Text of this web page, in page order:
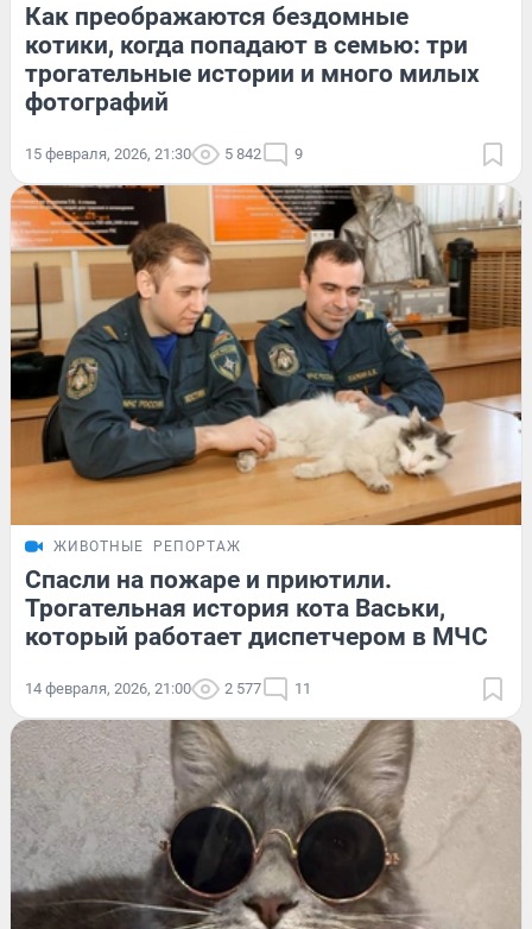
Как преображаются бездомные
котики, когда попадают в семью: три
трогательные истории и много милых
фотографий
15 февраля, 2026, 21:30 5 842 9
ЖИВОТНЫЕ РЕПОРТАЖ
Спасли на пожаре и приютили.
Трогательная история кота Васьки,
который работает диспетчером в МЧС
14 февраля, 2026, 21:00 2 577 11